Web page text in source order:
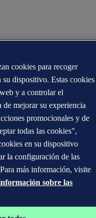
cookies para recoger
dispositivo. Estas cookies
y a controlar el
mejorar su experiencia
promocionales y de
todas las cookies",
en su dispositivo
la configuración de las
más información, visite
sobre las